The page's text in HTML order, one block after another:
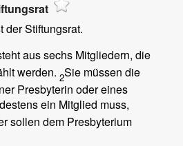
der Stiftungsrat.
aus sechs Mitgliedern, die
werden. 2Sie müssen die
Presbyterin oder eines
ein Mitglied muss,
sollen dem Presbyterium